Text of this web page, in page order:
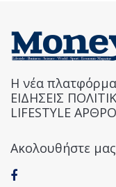
Η νέα
ΕΙΔΗΣΕΙΣ
LIFESTYLE
Ακολουθήστε